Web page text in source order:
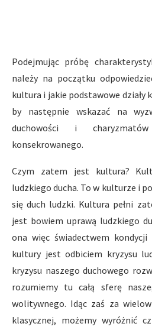
Podejmując próbę
należy na początku
kultura i jakie podstawowe działy
by następnie wskazać na
duchowości i
konsekrowanego.
Czym zatem jest kultura?
ludzkiego ducha. To w kulturze i
się duch ludzki. Kultura pełni
jest bowiem uprawą ludzkiego
ona więc świadectwem kondycji
kultury jest odbiciem kryzysu
kryzysu naszego duchowego
rozumiemy tu całą sferę
wolitywnego. Idąc zaś za
klasycznej, możemy wyróżnić